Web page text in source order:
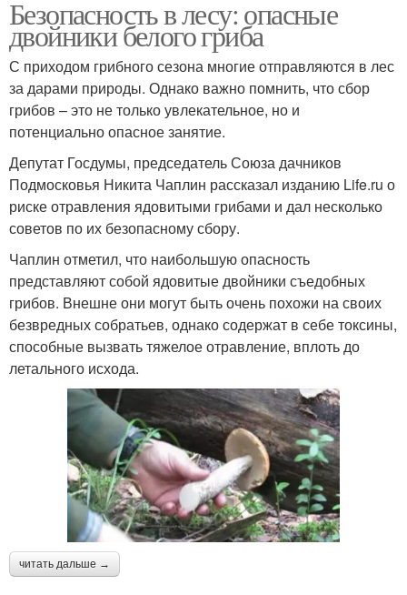
Безопасность в лесу: опасные
двойники белого гриба
С приходом грибного сезона многие отправляются в лес
за дарами природы. Однако важно помнить, что сбор
грибов – это не только увлекательное, но и
потенциально опасное занятие.
Депутат Госдумы, председатель Союза дачников
Подмосковья Никита Чаплин рассказал изданию Life.ru о
риске отравления ядовитыми грибами и дал несколько
советов по их безопасному сбору.
Чаплин отметил, что наибольшую опасность
представляют собой ядовитые двойники съедобных
грибов. Внешне они могут быть очень похожи на своих
безвредных собратьев, однако содержат в себе токсины,
способные вызвать тяжелое отравление, вплоть до
летального исхода.
читать дальше →